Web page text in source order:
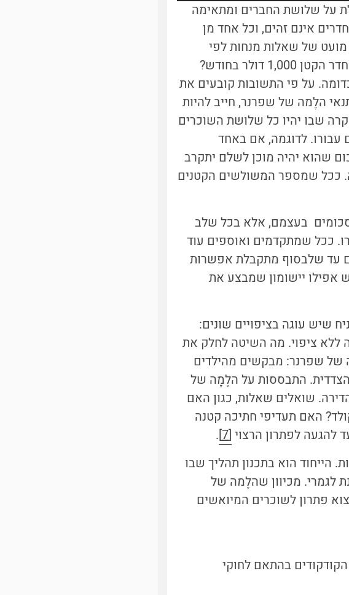
על שלושת החברים ומתאימה
אינם זהים, וכל אחד מן
של שאלות מנחות לפי
מיקום הקודקודים ביחס לצלעות: האם תהיה מוכן לשלם על החדר הקטן 1,000 דולר בחודש?
3,000 דולר בחודש? וכדומה. על פי התשובות קובעים את
הלֶמה של שפרנר, חייב להיות
שבו יהיו כל שלושת השוכרים
לדוגמה, אם באחד
החדר הגדול, הסכום שהוא יהיה מוכן לשלם יתקרב
היה בהפסקה. ככל שמספר המשולשים הקטנים
בעצמם, אלא בכל שלב
ככל שמתקדמים ואוספים עוד
עד שלבסוף מתקבלת אפשרות
אפילו יישומון שמבצע את
שיש עוגה בציפויים שונים:
ללא ציפוי. מה השיטה לחלק את
של שפרנר: מבקשים מהילדים
הצדדית. התבססות על הלֶמָה של
שואלים שאלות, כגון האם
האם תעדיפי חתיכה קטנה
להגעה לפתרון הרצוי [7]
.
הייחוד הוא בתכנון תהליך שבו
לגמרי. מכיוון שהלֶמה של
פתרון לשוכרים המיואשים
בהתאם לחוקי